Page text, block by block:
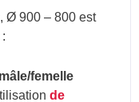
Ø 900 – 800 est
femelle
de